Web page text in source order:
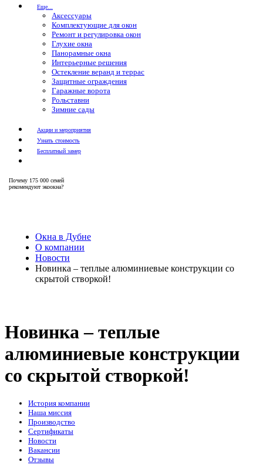
Еще...
Аксессуары
Комплектующие для окон
Ремонт и регулировка окон
Глухие окна
Панорамные окна
Интерьерные решения
Остекление веранд и террас
Защитные ограждения
Гаражные ворота
Рольставни
Зимние сады
Акции и мероприятия
Узнать стоимость
Бесплатный замер
Почему 175 000 семей
рекомендуют экоокна?
Окна в Дубне
О компании
Новости
Новинка – теплые алюминиевые конструкции со
скрытой створкой!
Новинка – теплые
алюминиевые конструкции
со скрытой створкой!
История компании
Наша миссия
Производство
Сертификаты
Новости
Вакансии
Отзывы